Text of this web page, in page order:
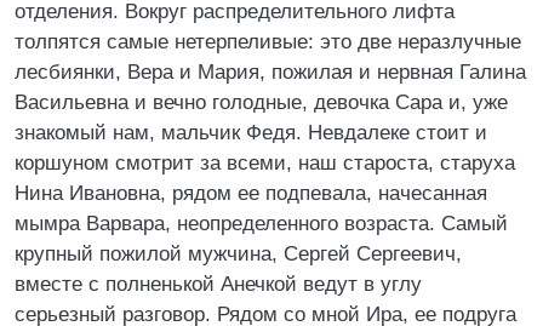
отделения. Вокруг распределительного лифта
толпятся самые нетерпеливые: это две неразлучные
лесбиянки, Вера и Мария, пожилая и нервная Галина
Васильевна и вечно голодные, девочка Сара и, уже
знакомый нам, мальчик Федя. Невдалеке стоит и
коршуном смотрит за всеми, наш староста, старуха
Нина Ивановна, рядом ее подпевала, начесанная
мымра Варвара, неопределенного возраста. Самый
крупный пожилой мужчина, Сергей Сергеевич,
вместе с полненькой Анечкой ведут в углу
серьезный разговор. Рядом со мной Ира, ее подруга